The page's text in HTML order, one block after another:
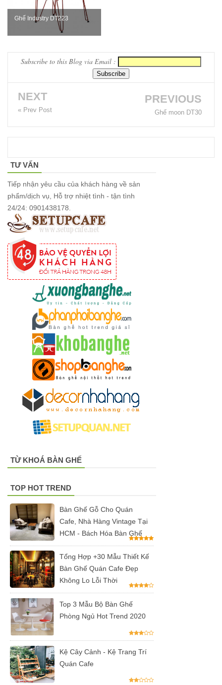
cafe ngoài
trời ban
công sân
thượng bàn
kính cường
Bộ bàn ghế
quán cafe
nhà hàng
composite
Ghế
Wishbone
nhà hàng
GSK065
Bộ bàn ghế
sofa gỗ nhà
hàng cafe
Bộ bàn ghế
cafe gỗ cao
có tay 249
quán cafe
trà sữa nhà
hàng gỗ
cao su
chân sắt
ghế gỗ ash
Bàn ghế sắt
cho quán
cafe, quán
ăn sân
vườn, ban
Ghế Industry DT223
Subscribe to this Blog via Email :
NEXT
« Prev Post
PREVIOUS
Ghế moon DT30
TƯ VẤN
Tiếp nhận yêu cầu của khách hàng về sản
phẩm/dịch vụ, Hỗ trợ nhiệt tình - tận tình
24/24: 0901438178.
TỪ KHOÁ BÀN GHẾ
TOP HOT TREND
Bàn Ghế Gỗ Cho Quán
Cafe, Nhà Hàng Vintage Tại
HCM - Bách Hóa Bàn Ghế
Tổng Hợp +30 Mẫu Thiết Kế
Bàn Ghế Quán Cafe Đẹp
Không Lo Lỗi Thời
Top 3 Mẫu Bộ Bàn Ghế
Phòng Ngủ Hot Trend 2020
Kệ Cây Cảnh - Kệ Trang Trí
Quán Cafe